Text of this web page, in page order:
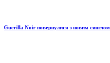
Guerilla Noir повернулися з новим синглом